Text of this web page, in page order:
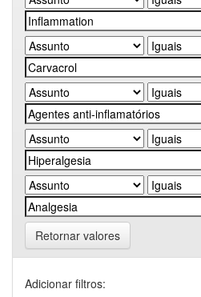
Retornar valores
Adicionar filtros: